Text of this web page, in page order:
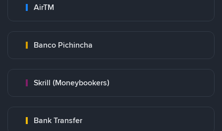
AirTM
Banco Pichincha
Skrill (Moneybookers)
Bank Transfer